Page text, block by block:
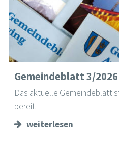
Gemeindeblatt 3/
Das aktuelle Gemeindeblatt
bereit.
weiterlesen